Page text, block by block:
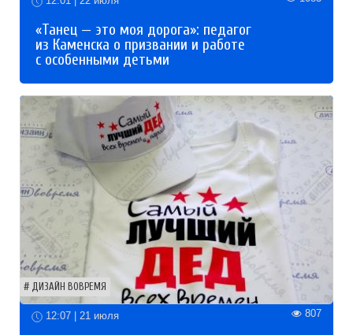
«Танец — это моя дорога»: педагог
из Каменска о призвании и работе
с особенными детьми
ДИЗАЙН ВОВРЕМЯ
12:07 | 21 июля 807